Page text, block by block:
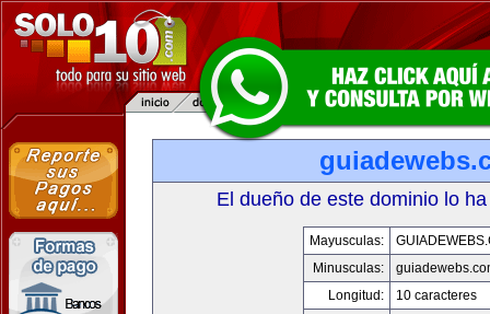
El dueño de este dominio lo
Mayusculas:
Minusculas:
Longitud:
10 caracteres